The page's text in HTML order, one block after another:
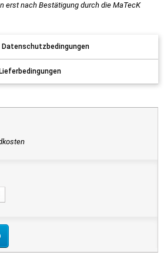
erst nach Bestätigung durch die MaTecK
Datenschutzbedingungen
Lieferbedingungen